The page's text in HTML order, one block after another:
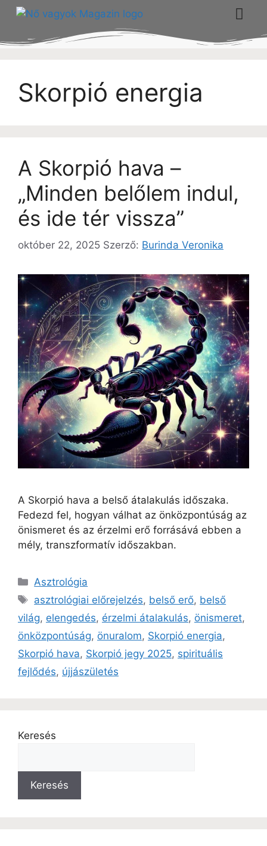
Skorpió energia
A Skorpió hava –
„Minden belőlem indul,
és ide tér vissza”
október 22, 2025 Szerző: Burinda Veronika
A Skorpió hava a belső átalakulás időszaka.
Fedezd fel, hogyan válhat az önközpontúság az
önismeret és az érzelmi erő forrásává ebben a
mély, transzformatív időszakban.
Asztrológia
asztrológiai előrejelzés, belső erő, belső
világ, elengedés, érzelmi átalakulás, önismeret,
önközpontúság, önuralom, Skorpió energia,
Skorpió hava, Skorpió jegy 2025, spirituális
fejlődés, újjászületés
Keresés
Keresés